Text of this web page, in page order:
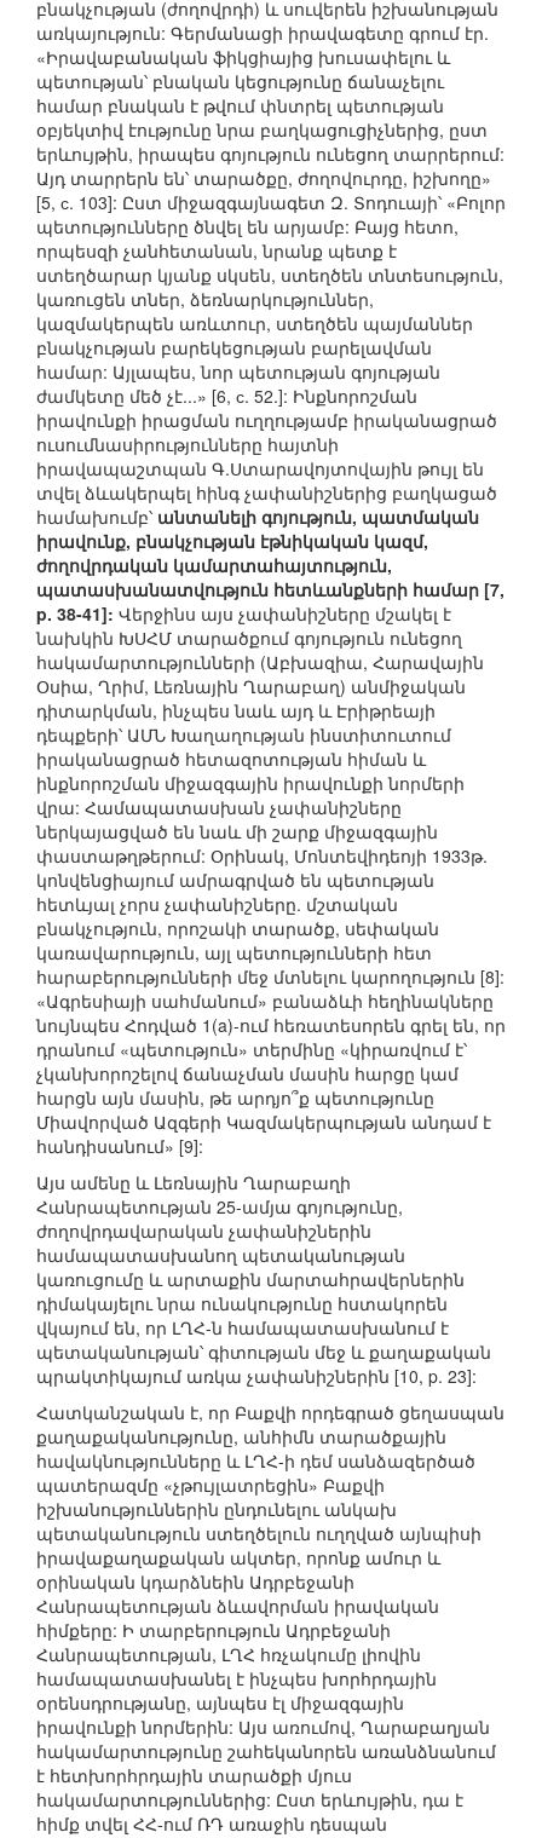
բնակչության (ժողովրդի) և սուվերեն իշխանության
առկայություն: Գերմանացի իրավագետը գրում էր.
«Իրավաբանական ֆիկցիայից խուսափելու և
պետության՝ բնական կեցությունը ճանաչելու
համար բնական է թվում փնտրել պետության
օբյեկտիվ էությունը նրա բաղկացուցիչներից, ըստ
երևույթին, իրապես գոյություն ունեցող տարրերում:
Այդ տարրերն են՝ տարածքը, ժողովուրդը, իշխողը»
[5, с. 103]: Ըստ միջազգայնագետ Զ. Տոդուայի՝ «Բոլոր
պետությունները ծնվել են արյամբ: Բայց հետո,
որպեսզի չանհետանան, նրանք պետք է
ստեղծարար կյանք սկսեն, ստեղծեն տնտեսություն,
կառուցեն տներ, ձեռնարկություններ,
կազմակերպեն առևտուր, ստեղծեն պայմաններ
բնակչության բարեկեցության բարելավման
համար: Այլապես, նոր պետության գոյության
ժամկետը մեծ չէ...» [6, с. 52.]: Ինքնորոշման
իրավունքի իրացման ուղղությամբ իրականացրած
ուսումնասիրությունները հայտնի
իրավապաշտպան Գ.Ստարավոյտովային թույլ են
տվել ձևակերպել հինգ չափանիշներից բաղկացած
համախումբ՝ անտանելի գոյություն, պատմական
իրավունք, բնակչության էթնիկական կազմ,
ժողովրդական կամարտահայտություն,
պատասխանատվություն հետևանքների համար [7,
p. 38-41]: Վերջինս այս չափանիշները մշակել է
նախկին ԽՍՀՄ տարածքում գոյություն ունեցող
հակամարտությունների (Աբխազիա, Հարավային
Օսիա, Ղրիմ, Լեռնային Ղարաբաղ) անմիջական
դիտարկման, ինչպես նաև այդ և Էրիթրեայի
դեպքերի՝ ԱՄՆ Խաղաղության ինստիտուտում
իրականացրած հետազոտության հիման և
ինքնորոշման միջազգային իրավունքի նորմերի
վրա: Համապատասխան չափանիշները
ներկայացված են նաև մի շարք միջազգային
փաստաթղթերում: Օրինակ, Մոնտեվիդեոյի 1933թ.
կոնվենցիայում ամրագրված են պետության
հետևյալ չորս չափանիշները. մշտական
բնակչություն, որոշակի տարածք, սեփական
կառավարություն, այլ պետությունների հետ
հարաբերությունների մեջ մտնելու կարողություն [8]:
«Ագրեսիայի սահմանում» բանաձևի հեղինակները
նույնպես Հոդված 1(a)-ում հեռատեսորեն գրել են, որ
դրանում «պետություն» տերմինը «կիրառվում է՝
չկանխորոշելով ճանաչման մասին հարցը կամ
հարցն այն մասին, թե արդյո՞ք պետությունը
Միավորված Ազգերի Կազմակերպության անդամ է
հանդիսանում» [9]:
Այս ամենը և Լեռնային Ղարաբաղի
Հանրապետության 25-ամյա գոյությունը,
ժողովրդավարական չափանիշներին
համապատասխանող պետականության
կառուցումը և արտաքին մարտահրավերներին
դիմակայելու նրա ունակությունը հստակորեն
վկայում են, որ ԼՂՀ-ն համապատասխանում է
պետականության՝ գիտության մեջ և քաղաքական
պրակտիկայում առկա չափանիշներին [10, p. 23]:
Հատկանշական է, որ Բաքվի որդեգրած ցեղասպան
քաղաքականությունը, անհիմն տարածքային
հավակնությունները և ԼՂՀ-ի դեմ սանձազերծած
պատերազմը «չթույլատրեցին» Բաքվի
իշխանություններին ընդունելու անկախ
պետականություն ստեղծելուն ուղղված այնպիսի
իրավաքաղաքական ակտեր, որոնք ամուր և
օրինական կդարձնեին Ադրբեջանի
Հանրապետության ձևավորման իրավական
հիմքերը: Ի տարբերություն Ադրբեջանի
Հանրապետության, ԼՂՀ հռչակումը լիովին
համապատասխանել է ինչպես խորհրդային
օրենսդրությանը, այնպես էլ միջազգային
իրավունքի նորմերին: Այս առումով, Ղարաբաղյան
հակամարտությունը շահեկանորեն առանձնանում
է հետխորհրդային տարածքի մյուս
հակամարտություններից: Ըստ երևույթին, դա է
հիմք տվել ՀՀ-ում ՌԴ առաջին դեսպան